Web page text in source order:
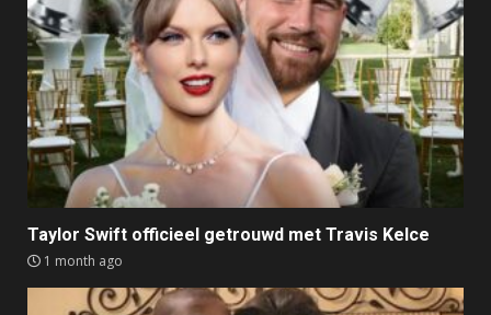
Taylor Swift officieel getrouwd met Travis Kelce
1 month ago